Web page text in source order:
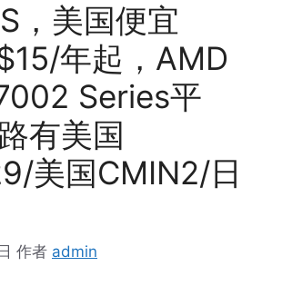
，美国便宜
年起，AMD
Series平
有美国
美国CMIN2/日
作者 admin